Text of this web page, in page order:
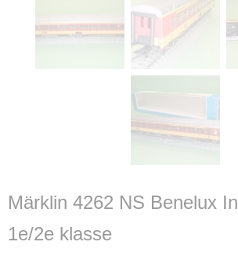
Märklin 4262 NS Benelux
1e/2e klasse